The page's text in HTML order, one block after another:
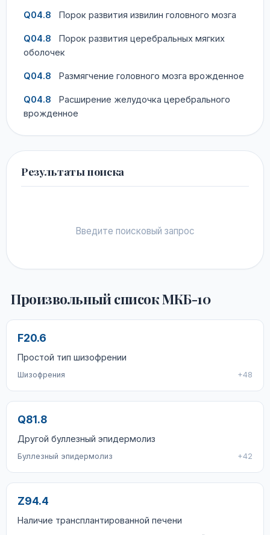
Q04.8 Порок развития извилин головного мозга
Q04.8
Порок развития церебральных мягких
оболочек
Q04.8 Размягчение головного мозга врожденное
Q04.8
Расширение желудочка церебрального
врожденное
Результаты поиска
Введите поисковый запрос
Произвольный список МКБ-10
F20.6
Простой тип шизофрении
Шизофрения +48
Q81.8
Другой буллезный эпидермолиз
Буллезный эпидермолиз +42
Z94.4
Наличие трансплантированной печени